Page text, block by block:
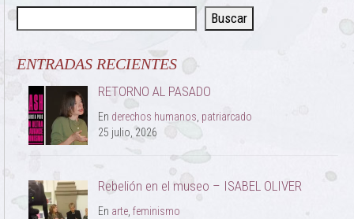
Buscar
ENTRADAS RECIENTES
RETORNO AL PASADO
En derechos humanos, patriarcado
25 julio, 2026
Rebelión en el museo – ISABEL OLIVER
En arte, feminismo